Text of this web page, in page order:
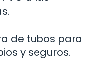
de tubos para
y seguros.